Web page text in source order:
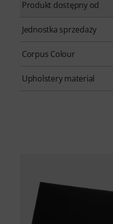
Produkt dostępny od
Jednostka sprzedaży
Corpus Colour
Upholstery material